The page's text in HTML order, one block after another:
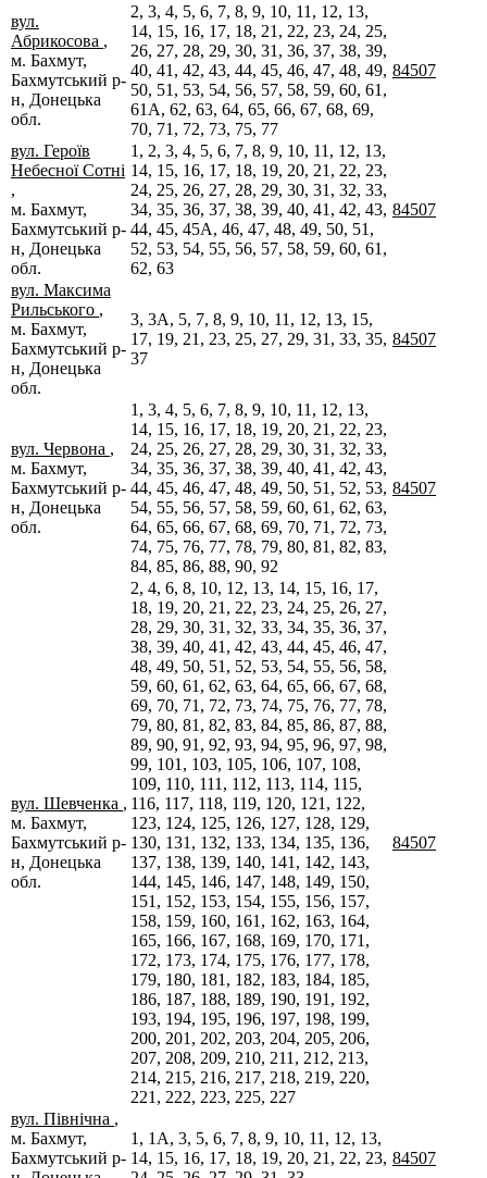
вул.
Абрикосова ,
м. Бахмут,
Бахмутський р-
н, Донецька
обл.
2, 3, 4, 5, 6, 7, 8, 9, 10, 11, 12, 13,
14, 15, 16, 17, 18, 21, 22, 23, 24, 25,
26, 27, 28, 29, 30, 31, 36, 37, 38, 39,
40, 41, 42, 43, 44, 45, 46, 47, 48, 49,
50, 51, 53, 54, 56, 57, 58, 59, 60, 61,
61А, 62, 63, 64, 65, 66, 67, 68, 69,
70, 71, 72, 73, 75, 77
84507
вул. Героїв
Небесної Сотні
,
м. Бахмут,
Бахмутський р-
н, Донецька
обл.
1, 2, 3, 4, 5, 6, 7, 8, 9, 10, 11, 12, 13,
14, 15, 16, 17, 18, 19, 20, 21, 22, 23,
24, 25, 26, 27, 28, 29, 30, 31, 32, 33,
34, 35, 36, 37, 38, 39, 40, 41, 42, 43,
44, 45, 45А, 46, 47, 48, 49, 50, 51,
52, 53, 54, 55, 56, 57, 58, 59, 60, 61,
62, 63
84507
вул. Максима
Рильського ,
м. Бахмут,
Бахмутський р-
н, Донецька
обл.
3, 3А, 5, 7, 8, 9, 10, 11, 12, 13, 15,
17, 19, 21, 23, 25, 27, 29, 31, 33, 35,
37
84507
вул. Червона ,
м. Бахмут,
Бахмутський р-
н, Донецька
обл.
1, 3, 4, 5, 6, 7, 8, 9, 10, 11, 12, 13,
14, 15, 16, 17, 18, 19, 20, 21, 22, 23,
24, 25, 26, 27, 28, 29, 30, 31, 32, 33,
34, 35, 36, 37, 38, 39, 40, 41, 42, 43,
44, 45, 46, 47, 48, 49, 50, 51, 52, 53,
54, 55, 56, 57, 58, 59, 60, 61, 62, 63,
64, 65, 66, 67, 68, 69, 70, 71, 72, 73,
74, 75, 76, 77, 78, 79, 80, 81, 82, 83,
84, 85, 86, 88, 90, 92
84507
вул. Шевченка ,
м. Бахмут,
Бахмутський р-
н, Донецька
обл.
2, 4, 6, 8, 10, 12, 13, 14, 15, 16, 17,
18, 19, 20, 21, 22, 23, 24, 25, 26, 27,
28, 29, 30, 31, 32, 33, 34, 35, 36, 37,
38, 39, 40, 41, 42, 43, 44, 45, 46, 47,
48, 49, 50, 51, 52, 53, 54, 55, 56, 58,
59, 60, 61, 62, 63, 64, 65, 66, 67, 68,
69, 70, 71, 72, 73, 74, 75, 76, 77, 78,
79, 80, 81, 82, 83, 84, 85, 86, 87, 88,
89, 90, 91, 92, 93, 94, 95, 96, 97, 98,
99, 101, 103, 105, 106, 107, 108,
109, 110, 111, 112, 113, 114, 115,
116, 117, 118, 119, 120, 121, 122,
123, 124, 125, 126, 127, 128, 129,
130, 131, 132, 133, 134, 135, 136,
137, 138, 139, 140, 141, 142, 143,
144, 145, 146, 147, 148, 149, 150,
151, 152, 153, 154, 155, 156, 157,
158, 159, 160, 161, 162, 163, 164,
165, 166, 167, 168, 169, 170, 171,
172, 173, 174, 175, 176, 177, 178,
179, 180, 181, 182, 183, 184, 185,
186, 187, 188, 189, 190, 191, 192,
193, 194, 195, 196, 197, 198, 199,
200, 201, 202, 203, 204, 205, 206,
207, 208, 209, 210, 211, 212, 213,
214, 215, 216, 217, 218, 219, 220,
221, 222, 223, 225, 227
84507
вул. Північна ,
м. Бахмут,
Бахмутський р-
1, 1А, 3, 5, 6, 7, 8, 9, 10, 11, 12, 13,
14, 15, 16, 17, 18, 19, 20, 21, 22, 23, 84507